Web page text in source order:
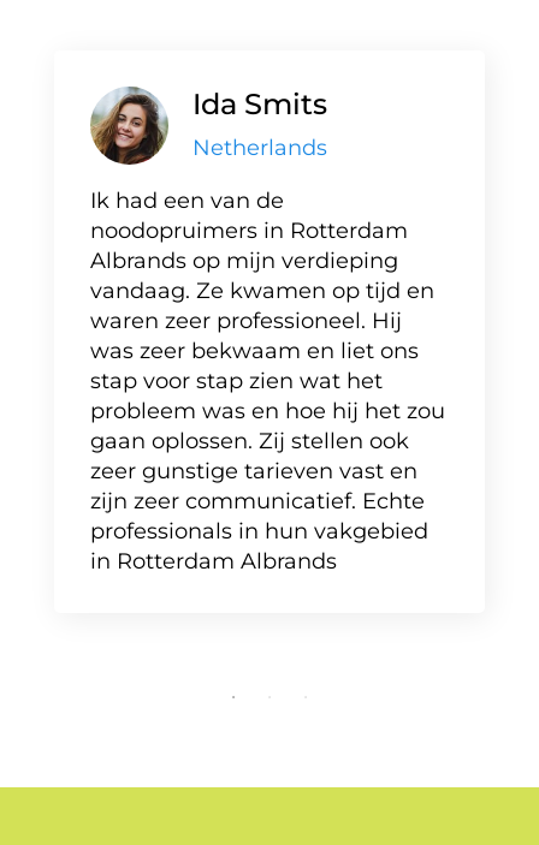
Ida Smits
Netherlands
Ik had een van de
noodopruimers in Rotterdam
Albrands op mijn verdieping
vandaag. Ze kwamen op tijd en
waren zeer professioneel. Hij
was zeer bekwaam en liet ons
stap voor stap zien wat het
probleem was en hoe hij het zou
gaan oplossen. Zij stellen ook
zeer gunstige tarieven vast en
zijn zeer communicatief. Echte
professionals in hun vakgebied
in Rotterdam Albrands